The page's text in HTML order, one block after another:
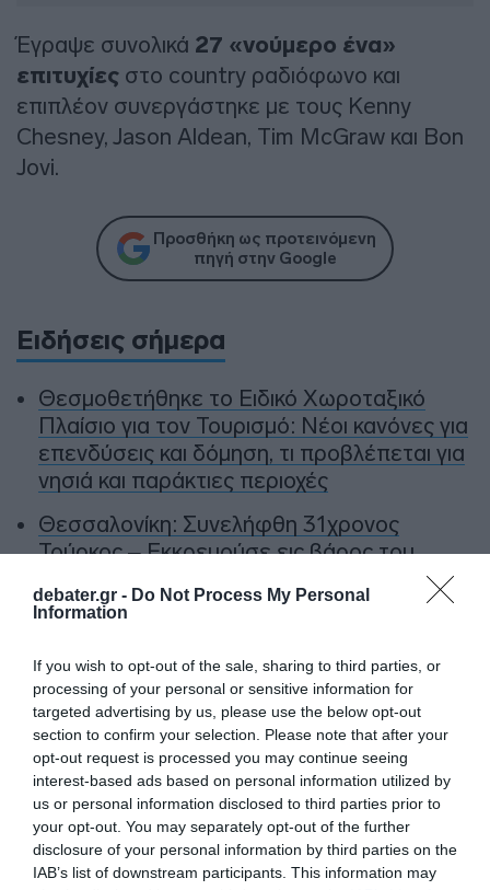
debater.gr - Do Not Process My Personal
Information
If you wish to opt-out of the sale, sharing to third parties, or
processing of your personal or sensitive information for
targeted advertising by us, please use the below opt-out
section to confirm your selection. Please note that after your
opt-out request is processed you may continue seeing
interest-based ads based on personal information utilized by
us or personal information disclosed to third parties prior to
your opt-out. You may separately opt-out of the further
disclosure of your personal information by third parties on the
IAB’s list of downstream participants. This information may
Έγραψε συνολικά 27 «νούμερο ένα»
επιτυχίες στο country ραδιόφωνο και
επιπλέον συνεργάστηκε με τους Kenny
Chesney, Jason Aldean, Tim McGraw και Bon
Jovi.
Προσθήκη ως προτεινόμενη
πηγή στην Google
Ειδήσεις σήμερα
Θεσμοθετήθηκε το Ειδικό Χωροταξικό
Πλαίσιο για τον Τουρισμό: Νέοι κανόνες για
επενδύσεις και δόμηση, τι προβλέπεται για
νησιά και παράκτιες περιοχές
Θεσσαλονίκη: Συνελήφθη 31χρονος
Τούρκος – Εκκρεμούσε εις βάρος του
Από τη ΓΑΔΑ, σε εισαγγελέα και ανακριτή η
εμπρησμό στη Marfin
Χρίστος Κούγιας: Ενοχλημένος από
δημοσιεύματα για την προσωπική του ζωή
– Η προειδοποίηση προς τα ΜΜΕ
Ακολούθησε το debater.gr στοGoogle News
και μάθετε πρώτοι όλες τις ειδήσεις